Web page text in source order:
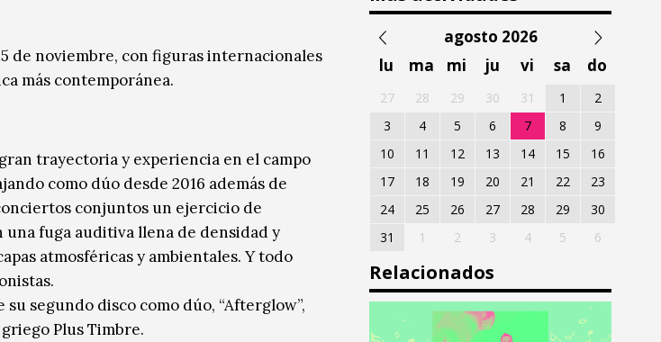
de noviembre, con figuras internacionales
más contemporánea.
trayectoria y experiencia en el campo
como dúo desde 2016 además de
conjuntos un ejercicio de
fuga auditiva llena de densidad y
atmosféricas y ambientales. Y todo
segundo disco como dúo, “Afterglow”,
Plus Timbre.
agosto 2026
lu
ma mi ju vi sa do
27 28 29 30 31 1
2
3
4 5 6 7 8
9
10
11 12 13 14 15
16
17
18 19 20 21 22
23
24
25 26 27 28 29
30
31
1 2 3 4 5 6
Relacionados